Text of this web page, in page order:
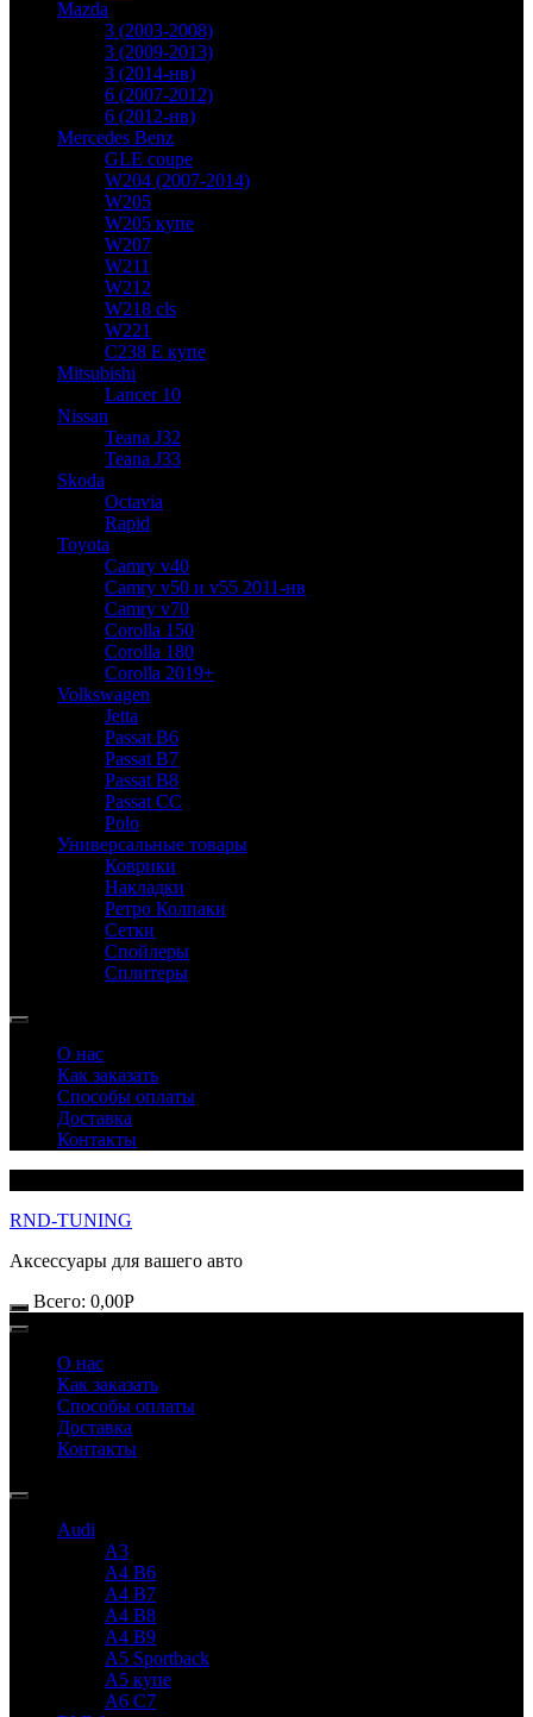
Mazda
3 (2003-2008)
3 (2009-2013)
3 (2014-нв)
6 (2007-2012)
6 (2012-нв)
Mercedes Benz
GLE coupe
W204 (2007-2014)
W205
W205 купе
W207
W211
W212
W218 cls
W221
C238 E купе
Mitsubishi
Lancer 10
Nissan
Teana J32
Teana J33
Skoda
Octavia
Rapid
Toyota
Camry v40
Camry v50 и v55 2011-нв
Camry v70
Corolla 150
Corolla 180
Corolla 2019+
Volkswagen
Jetta
Passat B6
Passat B7
Passat B8
Passat CC
Polo
Универсальные товары
Коврики
Накладки
Ретро Колпаки
Сетки
Спойлеры
Сплитеры
О нас
Как заказать
Способы оплаты
Доставка
Контакты
RND-TUNING
Аксессуары для вашего авто
Всего: 0,00Р
О нас
Как заказать
Способы оплаты
Доставка
Контакты
Audi
A3
A4 B6
A4 B7
A4 B8
A4 B9
A5 Sportback
A5 купе
A6 C7